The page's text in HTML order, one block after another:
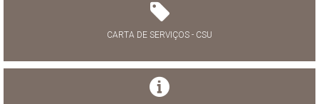
CARTA DE SERVIÇOS - CSU